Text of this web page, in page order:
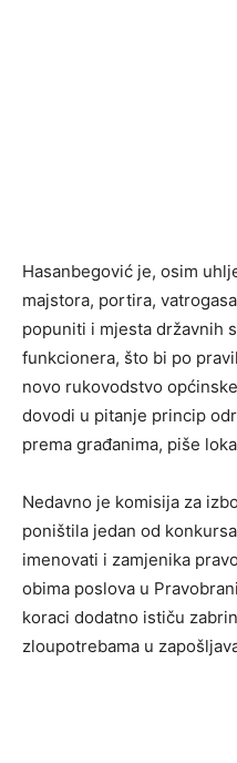
Hasanbegović je, osim
majstora, portira,
popuniti i mjesta državnih
funkcionera, što bi po
novo rukovodstvo
dovodi u pitanje princip
prema građanima, piše
Nedavno je komisija za
poništila jedan od
imenovati i zamjenika
obima poslova u
koraci dodatno ističu
zloupotrebama u